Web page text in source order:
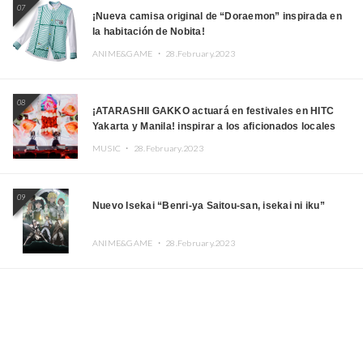
07
¡Nueva camisa original de “Doraemon” inspirada en
la habitación de Nobita!
ANIME&GAME ・ 28.February.2023
08
¡ATARASHII GAKKO actuará en festivales en HITC
Yakarta y Manila! inspirar a los aficionados locales
MUSIC ・ 28.February.2023
09
Nuevo Isekai “Benri-ya Saitou-san, isekai ni iku”
ANIME&GAME ・ 28.February.2023